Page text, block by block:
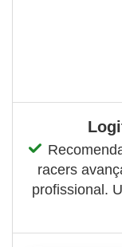
racers
profissional.